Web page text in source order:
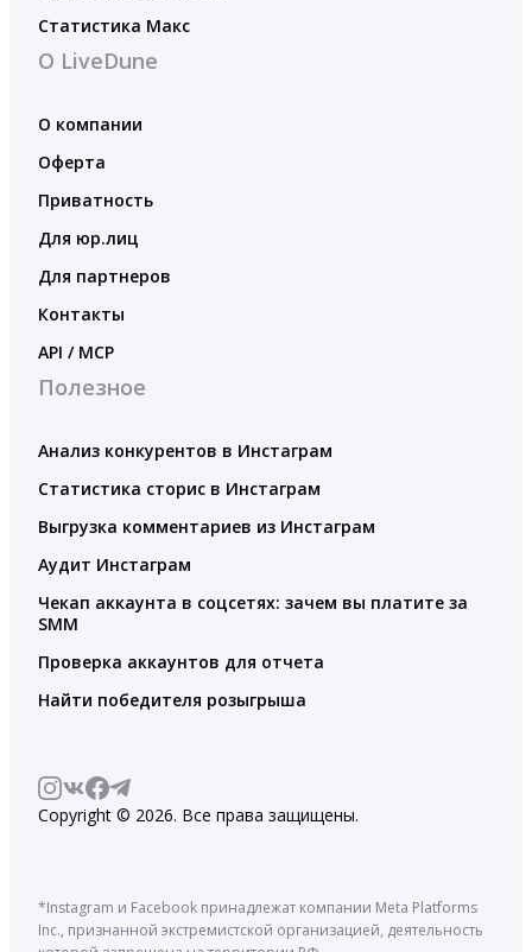
Статистика Макс
О LiveDune
О компании
Оферта
Приватность
Для юр.лиц
Для партнеров
Контакты
API / MCP
Полезное
Анализ конкурентов в Инстаграм
Статистика сторис в Инстаграм
Выгрузка комментариев из Инстаграм
Аудит Инстаграм
Чекап аккаунта в соцсетях: зачем вы платите за
SMM
Проверка аккаунтов для отчета
Найти победителя розыгрыша
Copyright © 2026. Все права защищены.
*Instagram и Facebook принадлежат компании Meta Platforms
Inc., признанной экстремистской организацией, деятельность